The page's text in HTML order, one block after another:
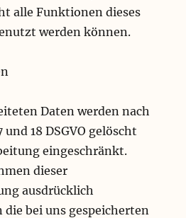
alle Funktionen dieses
werden können.
Daten werden nach
und 18 DSGVO gelöscht
eingeschränkt.
dieser
ausdrücklich
die bei uns gespeicherten